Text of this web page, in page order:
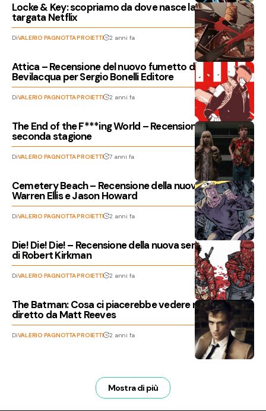
Locke & Key: scopriamo da dove nasce la nuova serie
targata Netflix
DiVALERIO PAGNOTTA PROIETTI 2 anni fa
Attica – Recensione del nuovo fumetto di Giacomo
Bevilacqua per Sergio Bonelli Editore
DiVALERIO PAGNOTTA PROIETTI 2 anni fa
The End of the F***ing World – Recensione della
seconda stagione
DiVALERIO PAGNOTTA PROIETTI 7 anni fa
Cemetery Beach – Recensione della nuova opera di
Warren Ellis e Jason Howard
DiVALERIO PAGNOTTA PROIETTI 2 anni fa
Die! Die! Die! – Recensione della nuova serie a fumetti
di Robert Kirkman
DiVALERIO PAGNOTTA PROIETTI 2 anni fa
The Batman: Cosa ci piacerebbe vedere nel nuovo film
diretto da Matt Reeves
DiVALERIO PAGNOTTA PROIETTI 2 anni fa
Mostra di più